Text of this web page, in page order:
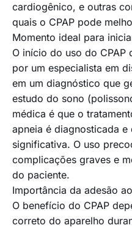
cardiogênico, e outras
quais o CPAP pode
Momento ideal para
O início do uso do CPAP
por um especialista em
em um diagnóstico que
estudo do sono
médica é que o
apneia é diagnosticada
significativa. O uso
complicações graves e
do paciente.
Importância da adesão
O benefício do CPAP
correto do aparelho